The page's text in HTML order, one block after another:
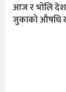
आज र भोलि
जुकाको औषधि